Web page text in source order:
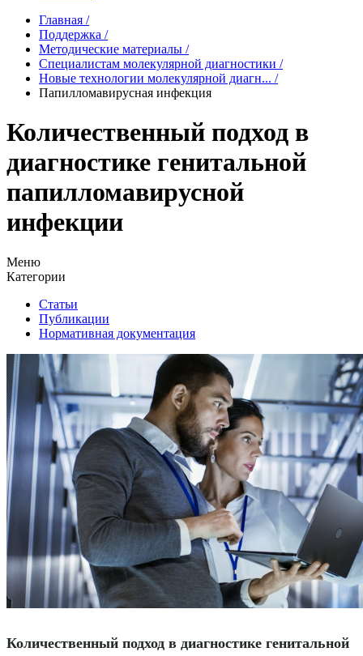
Главная /
Поддержка /
Методические материалы /
Специалистам молекулярной диагностики /
Новые технологии молекулярной диагн... /
Папилломавирусная инфекция
Количественный подход в
диагностике генитальной
папилломавирусной
инфекции
Меню
Категории
Статьи
Публикации
Нормативная документация
Количественный подход в диагностике генитальной